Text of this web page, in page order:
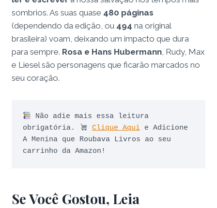
sombrios. As suas quase 480 páginas
(dependendo da edição, ou 494 na original
brasileira) voam, deixando um impacto que dura
para sempre. Rosa e Hans Hubermann , Rudy, Max
e Liesel são personagens que ficarão marcados no
seu coração.
Não adie mais essa leitura
obrigatória.
Clique Aqui e Adicione
A Menina que Roubava Livros ao seu
carrinho da Amazon!
Se Você Gostou, Leia